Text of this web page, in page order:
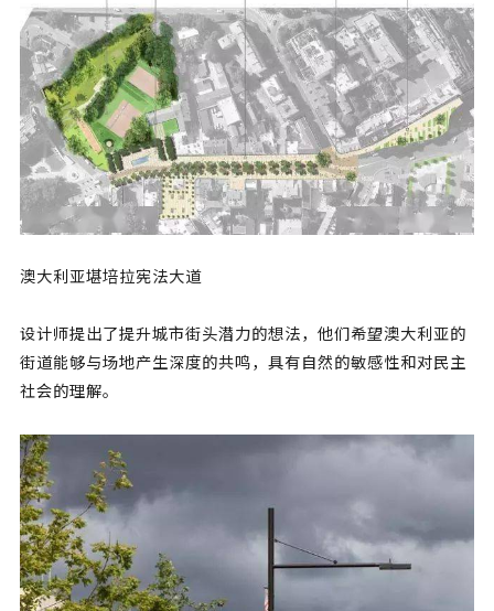
澳大利亚堪培拉宪法大道
设计师提出了提升城市街头潜力的想法，他们希望澳大利亚的
街道能够与场地产生深度的共鸣，具有自然的敏感性和对民主
社会的理解。